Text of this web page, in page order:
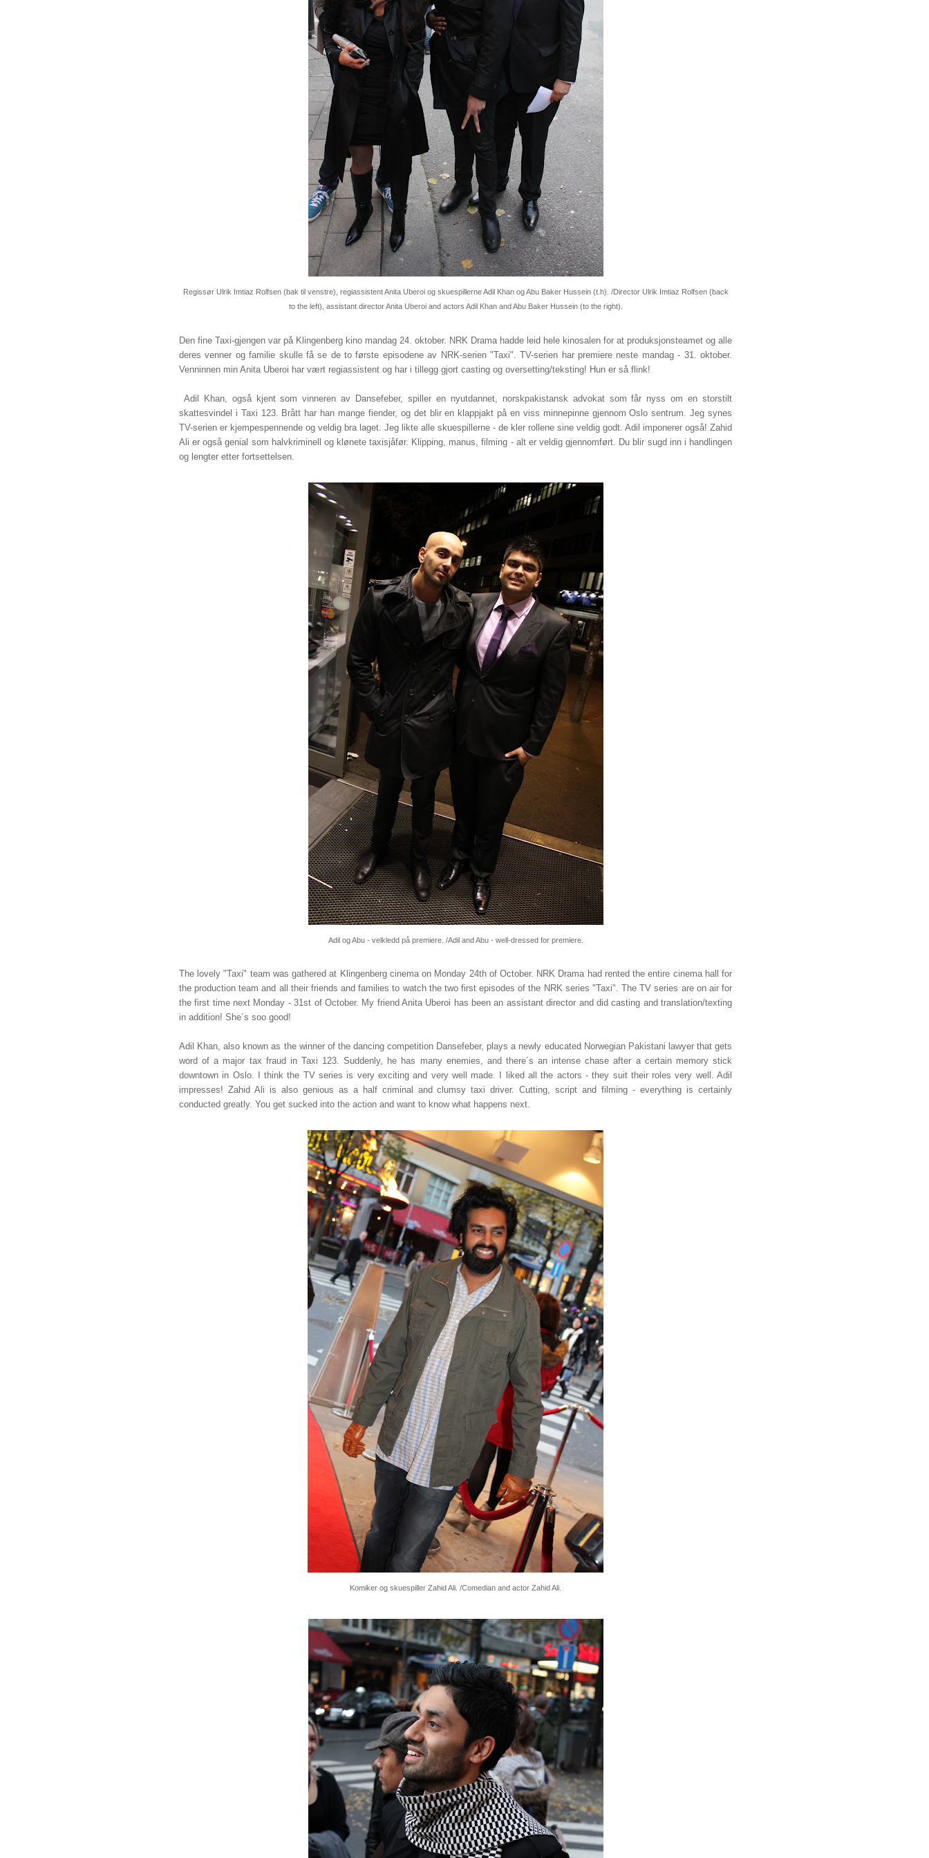
Regissør Ulrik Imtiaz Rolfsen (bak til venstre), regiassistent Anita Uberoi og skuespillerne Adil Khan og Abu Baker Hussein (t.h). /Director Ulrik Imtiaz Rolfsen (back
to the left), assistant director Anita Uberoi and actors Adil Khan and Abu Baker Hussein (to the right).
Den fine Taxi-gjengen var på Klingenberg kino mandag 24. oktober. NRK Drama hadde leid hele kinosalen for at produksjonsteamet og alle
deres venner og familie skulle få se de to første episodene av NRK-serien "Taxi". TV-serien har premiere neste mandag - 31. oktober.
Venninnen min Anita Uberoi har vært regiassistent og har i tillegg gjort casting og oversetting/teksting! Hun er så flink!
Adil Khan, også kjent som vinneren av Dansefeber, spiller en nyutdannet, norskpakistansk advokat som får nyss om en storstilt
skattesvindel i Taxi 123. Brått har han mange fiender, og det blir en klappjakt på en viss minnepinne gjennom Oslo sentrum. Jeg synes
TV-serien er kjempespennende og veldig bra laget. Jeg likte alle skuespillerne - de kler rollene sine veldig godt. Adil imponerer også! Zahid
Ali er også genial som halvkriminell og klønete taxisjåfør. Klipping, manus, filming - alt er veldig gjennomført. Du blir sugd inn i handlingen
og lengter etter fortsettelsen.
Adil og Abu - velkledd på premiere. /Adil and Abu - well-dressed for premiere.
The lovely "Taxi" team was gathered at Klingenberg cinema on Monday 24th of October. NRK Drama had rented the entire cinema hall for
the production team and all their friends and families to watch the two first episodes of the NRK series "Taxi". The TV series are on air for
the first time next Monday - 31st of October. My friend Anita Uberoi has been an assistant director and did casting and translation/texting
in addition! She´s soo good!
Adil Khan, also known as the winner of the dancing competition Dansefeber, plays a newly educated Norwegian Pakistani lawyer that gets
word of a major tax fraud in Taxi 123. Suddenly, he has many enemies, and there´s an intense chase after a certain memory stick
downtown in Oslo. I think the TV series is very exciting and very well made. I liked all the actors - they suit their roles very well. Adil
impresses! Zahid Ali is also genious as a half criminal and clumsy taxi driver. Cutting, script and filming - everything is certainly
conducted greatly. You get sucked into the action and want to know what happens next.
Komiker og skuespiller Zahid Ali. /Comedian and actor Zahid Ali.